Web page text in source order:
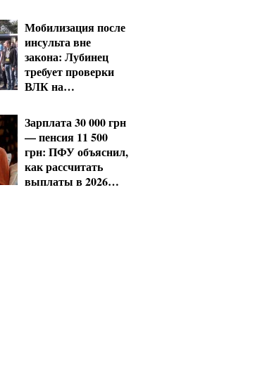
августе
Мобилизация после
инсульта вне
закона: Лубинец
требует проверки
ВЛК на
Зарплата 30 000 грн
— пенсия 11 500
грн: ПФУ объяснил,
как рассчитать
выплаты в 2026